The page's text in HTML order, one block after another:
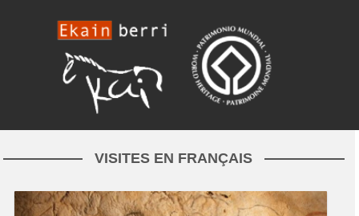
VISITES EN FRANÇAIS
VISITA GUIADA A EKAINBERRI (FRANCÉS)